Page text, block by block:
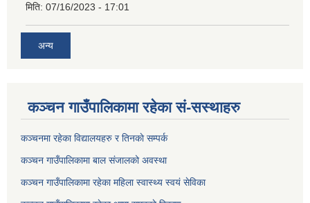
मिति: 07/16/2023 - 17:01
अन्य
कञ्चन गाउँपालिकामा रहेका सं-सस्थाहरु
कञ्चनमा रहेका विद्यालयहरु र तिनकाे सम्पर्क
कञ्चन गाउँपालिकामा बाल संजालको अवस्था
कञ्चन गाउँपालिकामा रहेका महिला स्वास्थ्य स्वयं सेविका